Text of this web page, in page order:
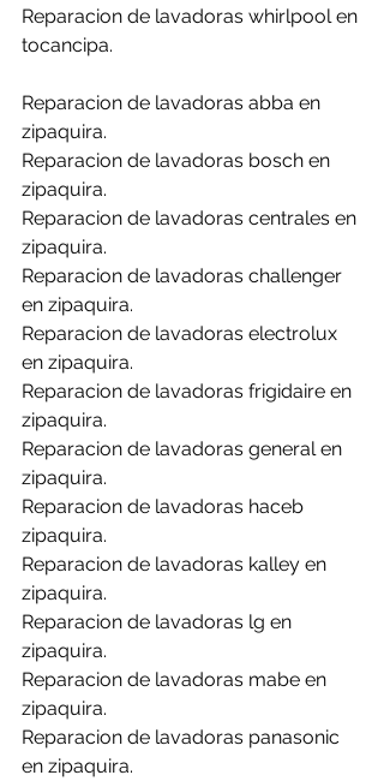
Reparacion de lavadoras whirlpool en
tocancipa.
Reparacion de lavadoras abba en
zipaquira.
Reparacion de lavadoras bosch en
zipaquira.
Reparacion de lavadoras centrales en
zipaquira.
Reparacion de lavadoras challenger
en zipaquira.
Reparacion de lavadoras electrolux
en zipaquira.
Reparacion de lavadoras frigidaire en
zipaquira.
Reparacion de lavadoras general en
zipaquira.
Reparacion de lavadoras haceb
zipaquira.
Reparacion de lavadoras kalley en
zipaquira.
Reparacion de lavadoras lg en
zipaquira.
Reparacion de lavadoras mabe en
zipaquira.
Reparacion de lavadoras panasonic
en zipaquira.